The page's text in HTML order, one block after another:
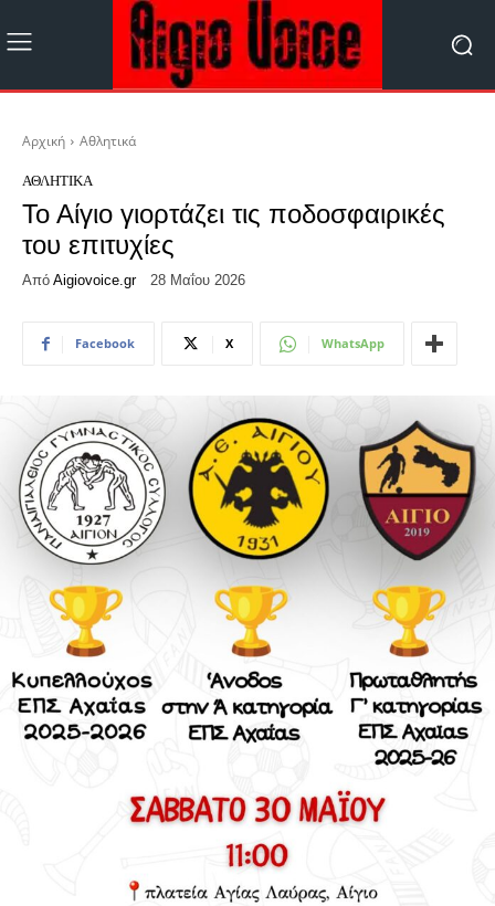
Αρχική Αθλητικά
ΑΘΛΗΤΙΚΆ
Το Αίγιο γιορτάζει τις ποδοσφαιρικές
του επιτυχίες
Από Aigiovoice.gr 28 Μαΐου 2026
Facebook X WhatsApp